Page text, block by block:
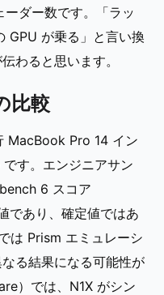
ダー数です。「ラッ
GPU が乗る」と言い換
わると思います。
比較
MacBook Pro 14 イン
す。エンジニアサン
6 スコア
であり、確定値ではあ
は Prism エミュレーシ
る結果になる可能性が
）では、N1X がシン